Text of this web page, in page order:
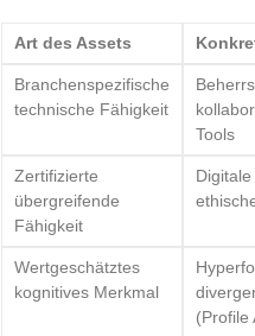
Art des Assets
Branchenspezifische
technische Fähigkeit
Tools
Zertifizierte
übergreifende
Fähigkeit
Digitale
Wertgeschätztes
kognitives Merkmal
(Profile